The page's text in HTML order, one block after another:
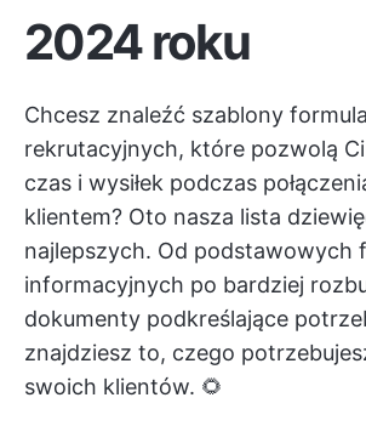
2024 roku
Chcesz znaleźć szablony
rekrutacyjnych, które pozwolą
czas i wysiłek podczas
klientem? Oto nasza lista
najlepszych. Od podstawowych
informacyjnych po bardziej
dokumenty podkreślające
znajdziesz to, czego
swoich klientów. 🌻